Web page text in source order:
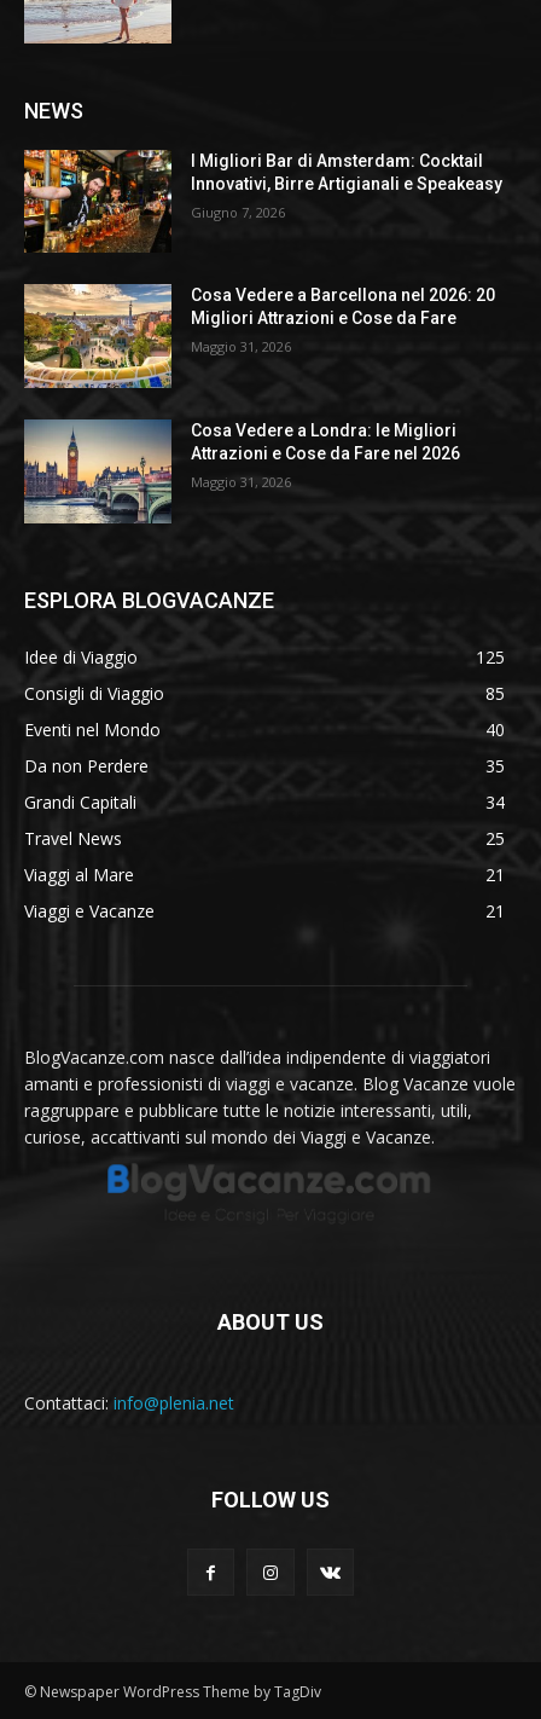
NEWS
I Migliori Bar di Amsterdam: Cocktail
Innovativi, Birre Artigianali e Speakeasy
Giugno 7, 2026
Cosa Vedere a Barcellona nel 2026: 20
Migliori Attrazioni e Cose da Fare
Maggio 31, 2026
Cosa Vedere a Londra: le Migliori
Attrazioni e Cose da Fare nel 2026
Maggio 31, 2026
ESPLORA BLOGVACANZE
Idee di Viaggio
125
Consigli di Viaggio
85
Eventi nel Mondo
40
Da non Perdere
35
Grandi Capitali
34
Travel News
25
Viaggi al Mare
21
Viaggi e Vacanze
21
BlogVacanze.com nasce dall’idea indipendente di viaggiatori
amanti e professionisti di viaggi e vacanze. Blog Vacanze vuole
raggruppare e pubblicare tutte le notizie interessanti, utili,
curiose, accattivanti sul mondo dei Viaggi e Vacanze.
ABOUT US
Contattaci: info@plenia.net
FOLLOW US
© Newspaper WordPress Theme by TagDiv